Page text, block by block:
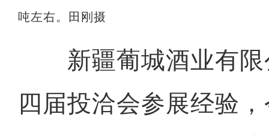
吨左右。田刚摄
新疆葡城酒业有限
四届投洽会参展经验